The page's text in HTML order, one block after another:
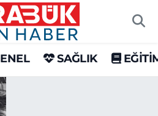
SAĞLIK
Haritası